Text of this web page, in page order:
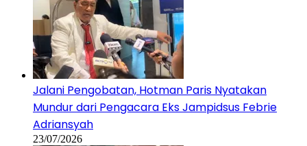
Jalani Pengobatan, Hotman Paris Nyatakan
Mundur dari Pengacara Eks Jampidsus Febrie
Adriansyah
23/07/2026